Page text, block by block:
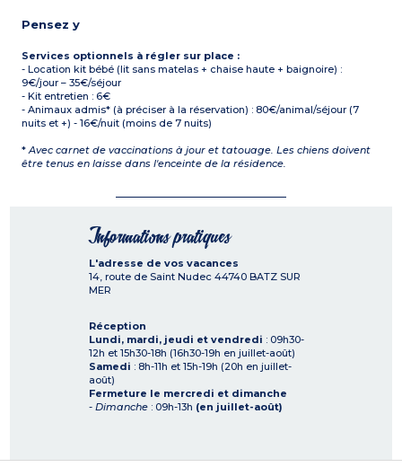
Pensez y
Services optionnels à régler sur place :
- Location kit bébé (lit sans matelas + chaise haute + baignoire) :
9€/jour – 35€/séjour
- Kit entretien : 6€
- Animaux admis* (à préciser à la réservation) : 80€/animal/séjour (7
nuits et +) - 16€/nuit (moins de 7 nuits)
*Avec carnet de vaccinations à jour et tatouage. Les chiens doivent
être tenus en laisse dans l'enceinte de la résidence.
Informations pratiques
L'adresse de vos vacances
14, route de Saint Nudec 44740 BATZ SUR
MER
Réception
Lundi, mardi, jeudi et vendredi : 09h30-
12h et 15h30-18h (16h30-19h en juillet-août)
Samedi : 8h-11h et 15h-19h (20h en juillet-
août)
Fermeture le mercredi et dimanche
- Dimanche : 09h-13h (en juillet-août)